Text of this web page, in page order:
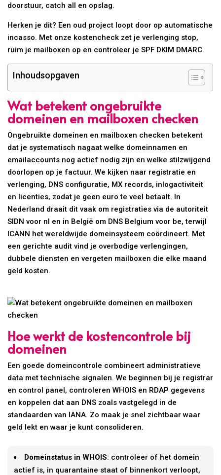
doorstuur, catch all en opslag.
Herken je dit? Een oud project loopt door op automatische
incasso. Met onze kostencheck zet je verlenging stop,
ruim je mailboxen op en controleer je SPF DKIM DMARC.
Inhoudsopgaven
Wat betekent ongebruikte
domeinen en mailboxen checken
Ongebruikte domeinen en mailboxen checken betekent
dat je systematisch nagaat welke domeinnamen en
emailaccounts nog actief nodig zijn en welke stilzwijgend
doorlopen op je factuur. We kijken naar registratie en
verlenging, DNS configuratie, MX records, inlogactiviteit
en licenties, zodat je geen euro te veel betaalt. In
Nederland draait dit vaak om registraties via de autoriteit
SIDN voor nl en in België om DNS Belgium voor be, terwijl
ICANN het wereldwijde domeinsysteem coördineert. Met
een gerichte audit vind je overbodige verlengingen,
dubbele diensten en vergeten mailboxen die elke maand
geld kosten.
Hoe werkt de kostencontrole bij
domeinen
Een goede domeincontrole combineert administratieve
data met technische signalen. We beginnen bij je registrar
en control panel, controleren WHOIS en RDAP gegevens
en koppelen dat aan DNS zoals vastgelegd in de
standaarden van IANA. Zo maak je snel zichtbaar waar
geld lekt en waar je kunt consolideren.
Domeinstatus in WHOIS: controleer of het domein
actief is, in quarantaine staat of binnenkort verloopt,